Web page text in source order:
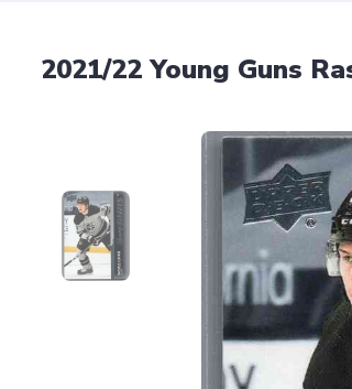
2021/22 Young Guns